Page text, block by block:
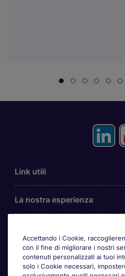
Link utili
La nostra esperienza
Accettando i Cookie,
con il fine di migliorare i nostri
contenuti personalizzati ai tuoi
solo i Cookie necessari,